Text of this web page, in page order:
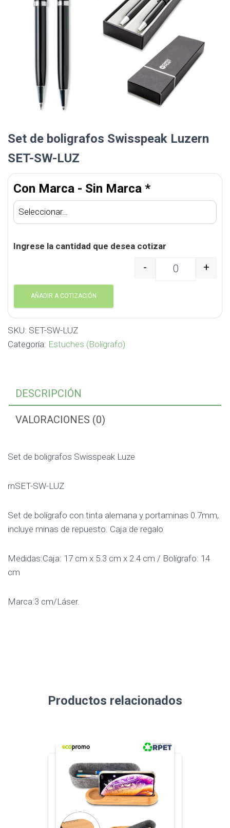
Set de boligrafos Swisspeak Luzern
SET-SW-LUZ
Con Marca - Sin Marca *
Ingrese la cantidad que desea cotizar
Set de boligrafos
- +
AÑADIR A COTIZACIÓN
SKU: SET-SW-LUZ
Categoría: Estuches (Bolígrafo)
DESCRIPCIÓN
VALORACIONES (0)
Set de boligrafos Swisspeak Luze
rnSET-SW-LUZ
Set de bolígrafo con tinta alemana y portaminas 0.7mm,
incluye minas de repuesto. Caja de regalo
Medidas:Caja: 17 cm x 5.3 cm x 2.4 cm / Bolígrafo: 14
cm
Marca:3 cm/Láser.
Productos relacionados